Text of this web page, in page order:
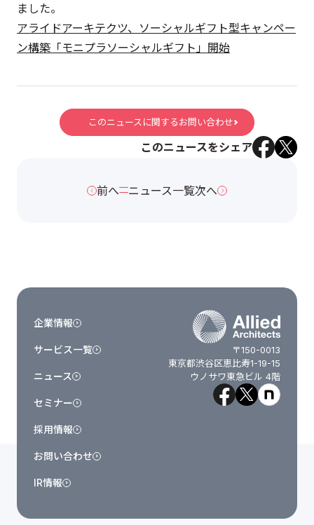
ました。
アライドアーキテクツ、ソーシャルギフト型キャンペー
ン構築「モニプラソーシャルギフト」開始
このニュースに関するお問い合わせ
このニュースをシェア
前へ ニュース一覧次へ
〒150-0013
東京都渋谷区恵比寿1-19-15
ウノサワ東急ビル 4階
企業情報
サービス一覧
ニュース
セミナー
採用情報
お問い合わせ
IR情報